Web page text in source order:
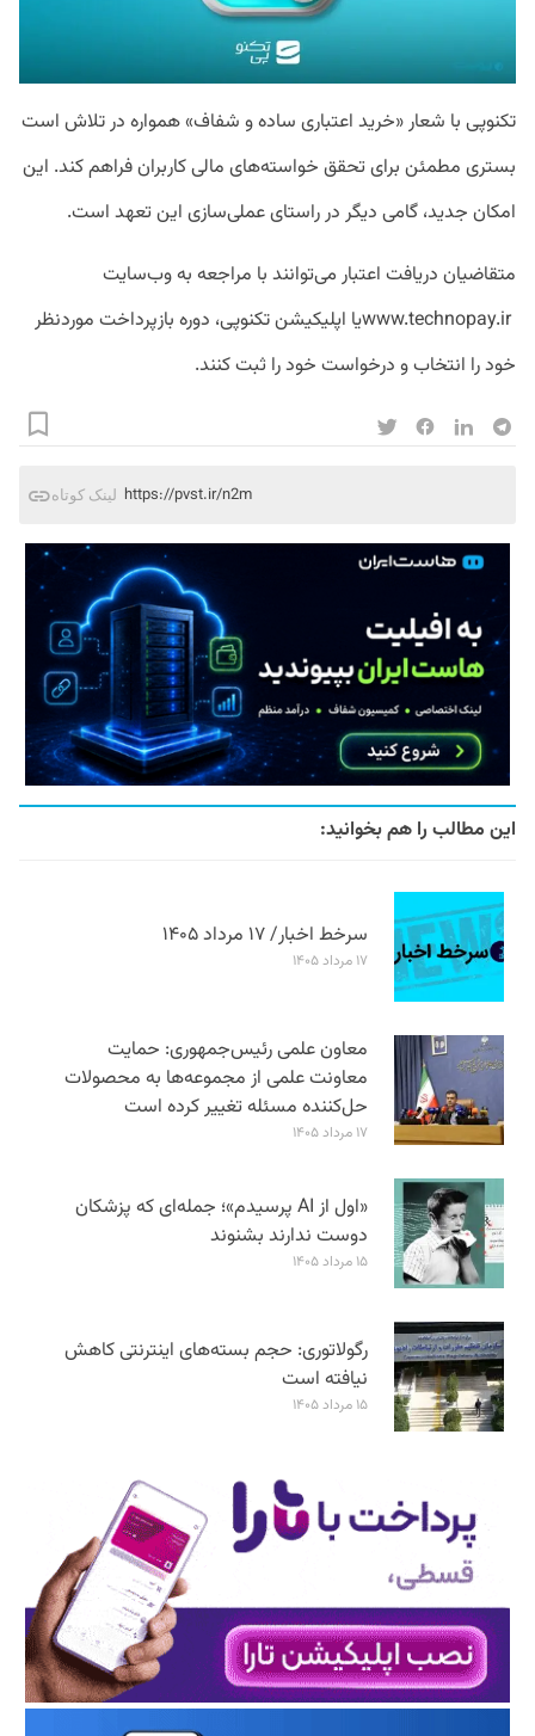
تکنوپی با شعار «خرید اعتباری ساده و شفاف» همواره در تلاش است
بستری مطمئن برای تحقق خواسته‌های مالی کاربران فراهم کند. این
امکان جدید، گامی دیگر در راستای عملی‌سازی این تعهد است.
متقاضیان دریافت اعتبار می‌توانند با مراجعه به وب‌سایت
www.technopay.irیا اپلیکیشن تکنوپی، دوره بازپرداخت موردنظر
خود را انتخاب و درخواست خود را ثبت کنند.
لینک کوتاه https://pvst.ir/n2m
این مطالب را هم بخوانید:
سرخط اخبار/ ۱۷ مرداد ۱۴۰۵
۱۷ مرداد ۱۴۰۵
معاون علمی رئیس‌جمهوری: حمایت
معاونت علمی از مجموعه‌ها به محصولات
حل‌کننده مسئله تغییر کرده است
۱۷ مرداد ۱۴۰۵
«اول از AI پرسیدم»؛ جمله‌ای که پزشکان
دوست ندارند بشنوند
۱۵ مرداد ۱۴۰۵
رگولاتوری: حجم بسته‌های اینترنتی کاهش
نیافته است
۱۵ مرداد ۱۴۰۵